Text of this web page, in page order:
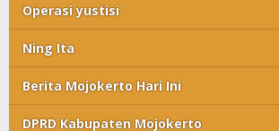
Operasi yustisi
Ning Ita
Berita Mojokerto Hari Ini
DPRD Kabupaten Mojokerto